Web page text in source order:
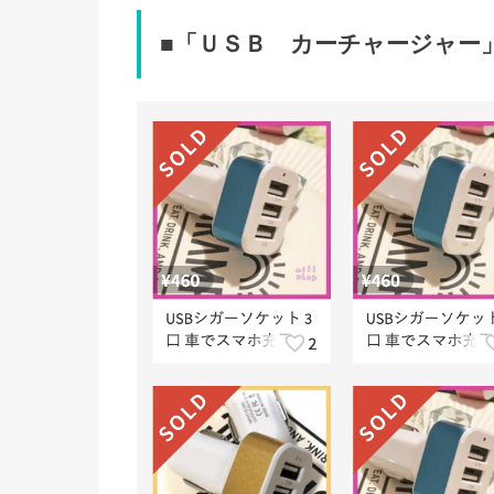
■「ＵＳＢ カーチャージャー